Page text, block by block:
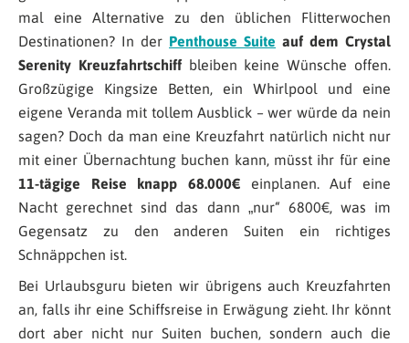
mal eine Alternative zu den üblichen Flitterwochen
Destinationen? In der Penthouse Suite auf dem Crystal
Serenity Kreuzfahrtschiffbleiben keine Wünsche offen.
Großzügige Kingsize Betten, ein Whirlpool und eine
eigene Veranda mit tollem Ausblick – wer würde da nein
sagen? Doch da man eine Kreuzfahrt natürlich nicht nur
mit einer Übernachtung buchen kann, müsst ihr für eine
11-tägige Reise knapp 68.000€ einplanen. Auf eine
Nacht gerechnet sind das dann „nur“ 6800€, was im
Gegensatz zu den anderen Suiten ein richtiges
Schnäppchen ist.
Bei Urlaubsguru bieten wir übrigens auch Kreuzfahrten
an, falls ihr eine Schiffsreise in Erwägung zieht. Ihr könnt
dort aber nicht nur Suiten buchen, sondern auch die